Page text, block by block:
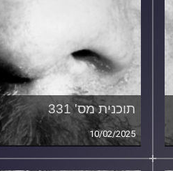
תוכנית מס' 331
10/02/2025